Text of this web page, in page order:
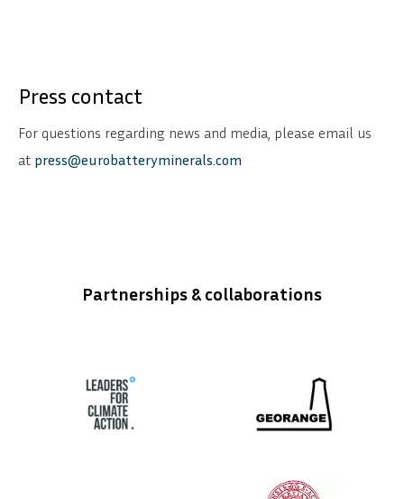
Press contact
For questions regarding news and media, please email us
at press@eurobatteryminerals.com
Partnerships & collaborations